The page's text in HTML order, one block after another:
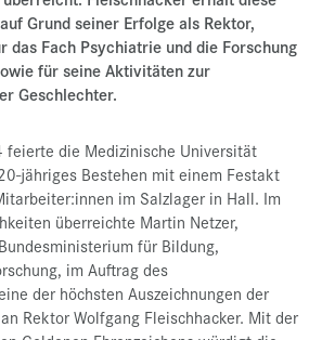
Grund seiner Erfolge als Rektor,
das Fach Psychiatrie und die Forschung
für seine Aktivitäten zur
Geschlechter.
die Medizinische Universität
jähriges Bestehen mit einem Festakt
im Salzlager in Hall. Im
überreichte Martin Netzer,
für Bildung,
im Auftrag des
der höchsten Auszeichnungen der
Rektor Wolfgang Fleischhacker. Mit der